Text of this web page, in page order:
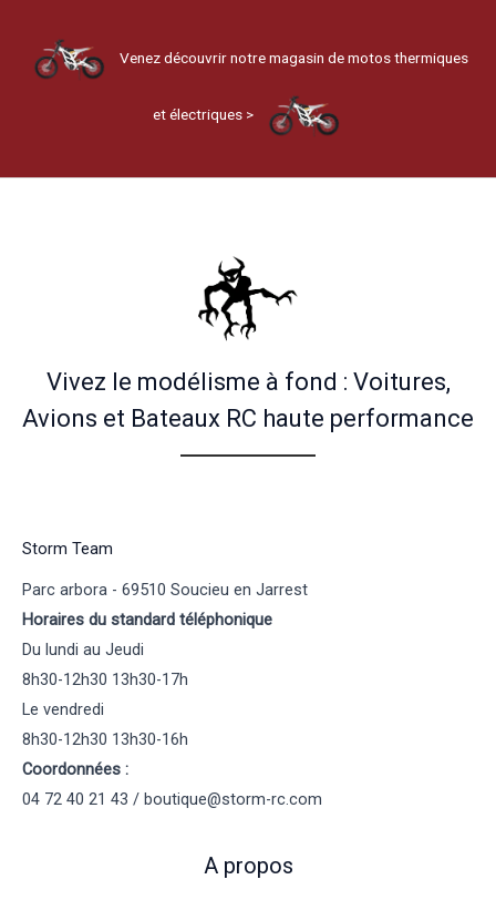
Venez découvrir notre magasin de motos thermiques
et électriques >
Vivez le modélisme à fond : Voitures,
Avions et Bateaux RC haute performance
Storm Team
Parc arbora - 69510 Soucieu en Jarrest
Horaires du standard téléphonique
Du lundi au Jeudi
8h30-12h30 13h30-17h
Le vendredi
8h30-12h30 13h30-16h
Coordonnées :
04 72 40 21 43 / boutique@storm-rc.com
A propos